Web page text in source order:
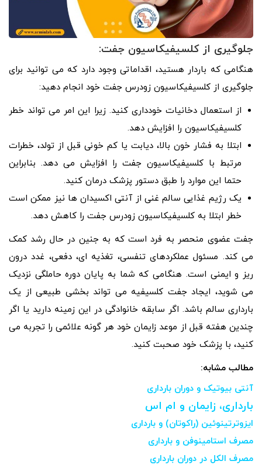
جلوگیری از کلسیفیکاسیون جفت:
هنگامی که باردار هستید، اقداماتی وجود دارد که می توانید برای
جلوگیری از کلسیفیکاسیون زودرس جفت خود انجام دهید:
از استعمال دخانیات خودداری کنید. زیرا این امر می تواند خطر
کلسیفیکاسیون را افزایش دهد.
ابتلا به فشار خون بالا، دیابت یا کم خونی قبل از تولد، خطرات
مرتبط با کلسیفیکاسیون جفت را افزایش می دهد. بنابراین
حتما این موارد را طبق دستور پزشک درمان کنید.
یک رژیم غذایی سالم غنی از آنتی اکسیدان ها نیز ممکن است
خطر ابتلا به کلسیفیکاسیون زودرس جفت را کاهش دهد.
جفت عضوی منحصر به فرد است که به جنین در حال رشد کمک
می کند. مسئول عملکردهای تنفسی، تغذیه ای، دفعی، غدد درون
ریز و ایمنی است. هنگامی که شما به پایان دوره حاملگی نزدیک
می شوید، ایجاد جفت کلسیفیه می تواند بخشی طبیعی از یک
بارداری سالم باشد. اگر سابقه خانوادگی در این زمینه دارید یا اگر
چندین هفته قبل از موعد زایمان خود هر گونه علائمی را تجربه می
کنید، با پزشک خود صحبت کنید.
مطالب مشابه:
آنتی بیوتیک و دوران بارداری
بارداری، زایمان و ام اس
ایزوترتینوئین (راکوتان) و بارداری
مصرف استامینوفن و بارداری
مصرف الکل در دوران بارداری